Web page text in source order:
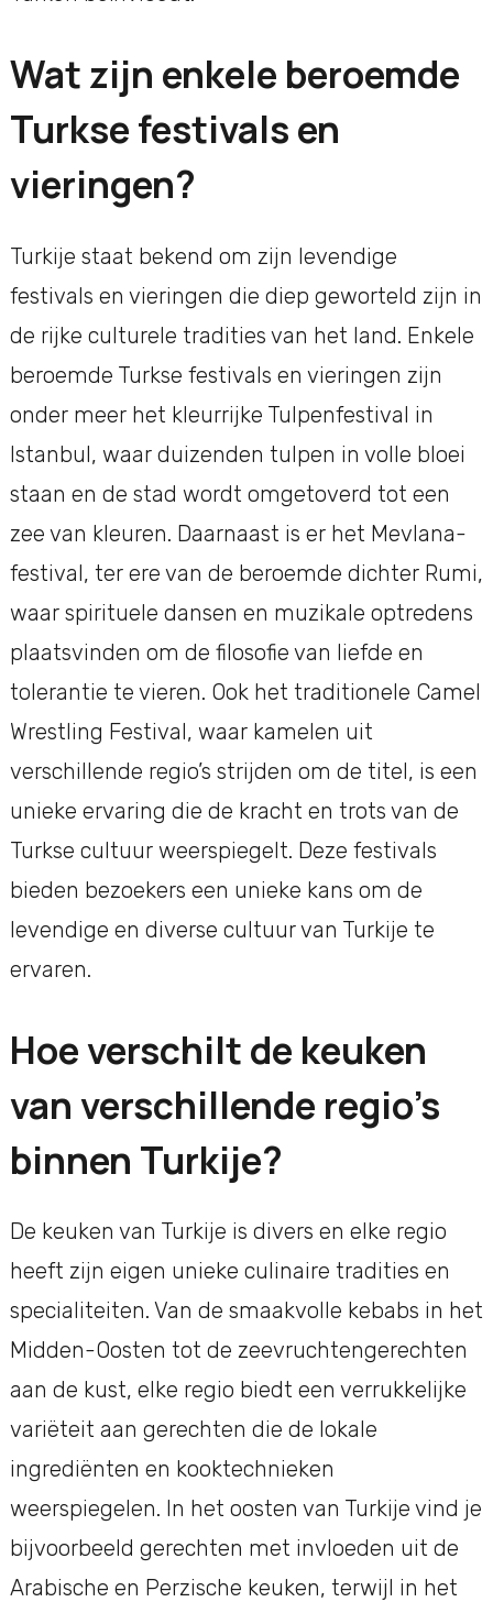
Wat zijn enkele beroemde
Turkse festivals en
vieringen?
Turkije staat bekend om zijn levendige
festivals en vieringen die diep geworteld zijn in
de rijke culturele tradities van het land. Enkele
beroemde Turkse festivals en vieringen zijn
onder meer het kleurrijke Tulpenfestival in
Istanbul, waar duizenden tulpen in volle bloei
staan en de stad wordt omgetoverd tot een
zee van kleuren. Daarnaast is er het Mevlana-
festival, ter ere van de beroemde dichter Rumi,
waar spirituele dansen en muzikale optredens
plaatsvinden om de filosofie van liefde en
tolerantie te vieren. Ook het traditionele Camel
Wrestling Festival, waar kamelen uit
verschillende regio’s strijden om de titel, is een
unieke ervaring die de kracht en trots van de
Turkse cultuur weerspiegelt. Deze festivals
bieden bezoekers een unieke kans om de
levendige en diverse cultuur van Turkije te
ervaren.
Hoe verschilt de keuken
van verschillende regio’s
binnen Turkije?
De keuken van Turkije is divers en elke regio
heeft zijn eigen unieke culinaire tradities en
specialiteiten. Van de smaakvolle kebabs in het
Midden-Oosten tot de zeevruchtengerechten
aan de kust, elke regio biedt een verrukkelijke
variëteit aan gerechten die de lokale
ingrediënten en kooktechnieken
weerspiegelen. In het oosten van Turkije vind je
bijvoorbeeld gerechten met invloeden uit de
Arabische en Perzische keuken, terwijl in het